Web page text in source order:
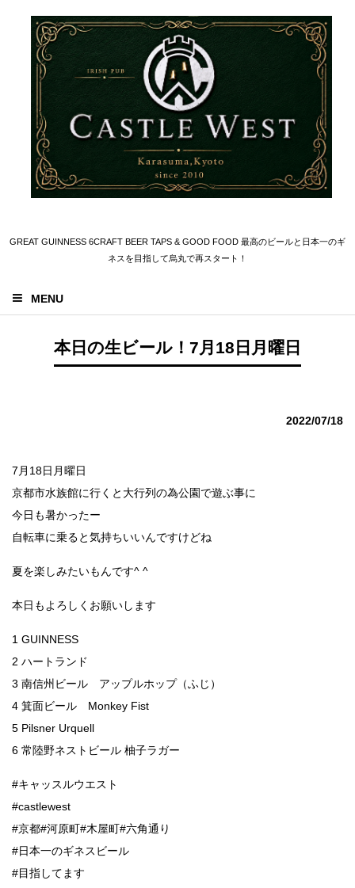
GREAT GUINNESS 6CRAFT BEER TAPS & GOOD FOOD 最高のビールと日本一のギ
ネスを目指して烏丸で再スタート！
MENU
本日の生ビール！7月18日月曜日
2022/07/18
7月18日月曜日
京都市水族館に行くと大行列の為公園で遊ぶ事に
今日も暑かったー
自転車に乗ると気持ちいいんですけどね
夏を楽しみたいもんです^ ^
本日もよろしくお願いします
1 GUINNESS
2 ハートランド
3 南信州ビール アップルホップ（ふじ）
4 箕面ビール Monkey Fist
5 Pilsner Urquell
6 常陸野ネストビール 柚子ラガー
#キャッスルウエスト
#castlewest
#京都#河原町#木屋町#六角通り
#日本一のギネスビール
#目指してます